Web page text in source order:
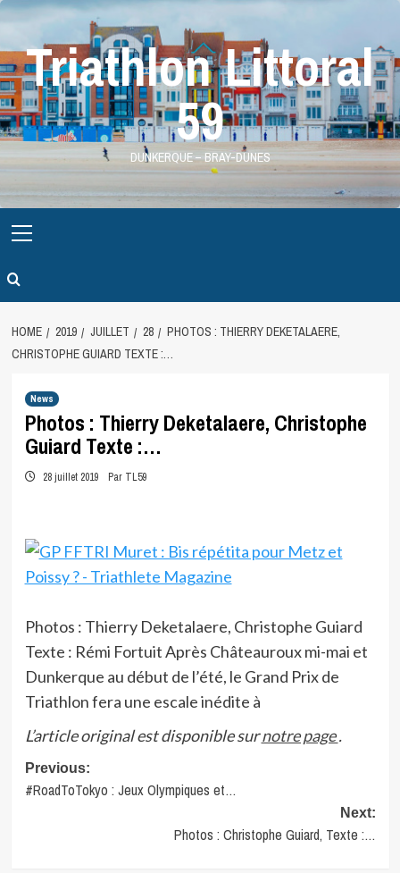
Skip
contentTriathlon Littoral
59
DUNKERQUE – BRAY-DUNES
Menu
HOME 2019 JUILLET 28
PHOTOS : THIERRY DEKETALAERE,
CHRISTOPHE GUIARD TEXTE :…
News
Photos : Thierry Deketalaere, Christophe
Guiard Texte :…
28 juillet 2019 Par TL59
Photos : Thierry Deketalaere, Christophe Guiard
Texte : Rémi Fortuit Après Châteauroux mi-mai et
Dunkerque au début de l’été, le Grand Prix de
Triathlon fera une escale inédite à
L’article original est disponible surnotre page.
Post
navigation
Previous:
#RoadToTokyo : Jeux Olympiques et…
Next:
Photos : Christophe Guiard, Texte :…